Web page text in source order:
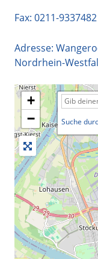
Fax: 0211-9337482
Adresse:
Nordrhein-
+
−
Suche